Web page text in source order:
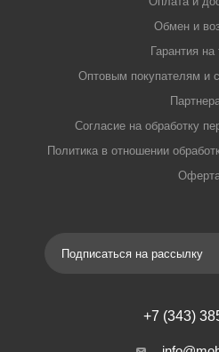
Обмен и
Гарантия на
Оптовым покупателям и
Согласие на обработку
Политика в отношении
Подписаться на рассылку
+7 (343)